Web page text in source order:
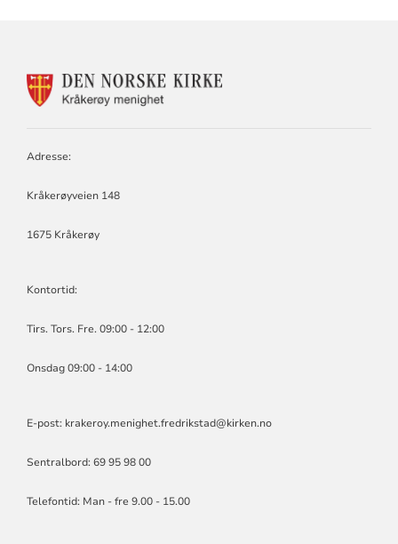
KONTAKTINFORMASJON
Adresse:
Kråkerøyveien 148
1675 Kråkerøy
Kontortid:
Tirs. Tors. Fre. 09:00 - 12:00
Onsdag 09:00 - 14:00
E-post: krakeroy.menighet.fredrikstad@kirken.no
Sentralbord: 69 95 98 00
Telefontid: Man - fre 9.00 - 15.00